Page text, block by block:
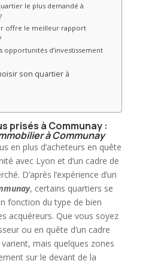
le plus demandé à
offre le meilleur rapport
opportunités d’investissement
son quartier à
prisés à Communay :
à Communay
en plus d’acheteurs en quête
avec Lyon et d’un cadre de
D’après l’expérience d’un
, certains quartiers se
fonction du type de bien
acquéreurs. Que vous soyez
ou en quête d’un cadre
mais quelques zones
sur le devant de la